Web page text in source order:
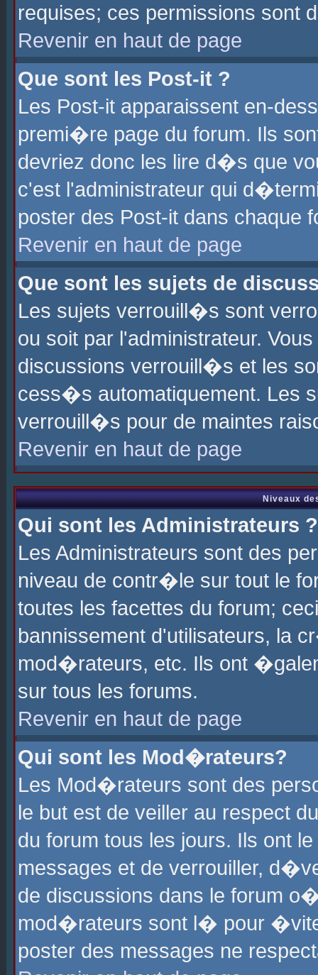
requises; ces permissions sont
Revenir en haut de page
Que sont les Post-it ?
Les Post-it apparaissent en-
premi�re page du forum. Ils
devriez donc les lire d�s que
c'est l'administrateur qui
poster des Post-it dans chaque
Revenir en haut de page
Que sont les sujets de
Les sujets verrouill�s sont
ou soit par l'administrateur.
discussions verrouill�s et les
cess�s automatiquement. Les
verrouill�s pour de maintes
Revenir en haut de page
Niveaux
Qui sont les Administrateurs ?
Les Administrateurs sont des
niveau de contr�le sur tout le
toutes les facettes du forum;
bannissement d'utilisateurs, la
mod�rateurs, etc. Ils ont
sur tous les forums.
Revenir en haut de page
Qui sont les Mod�rateurs?
Les Mod�rateurs sont des
le but est de veiller au respect
du forum tous les jours. Ils ont
messages et de verrouiller,
de discussions dans le forum
mod�rateurs sont l� pour
poster des messages ne